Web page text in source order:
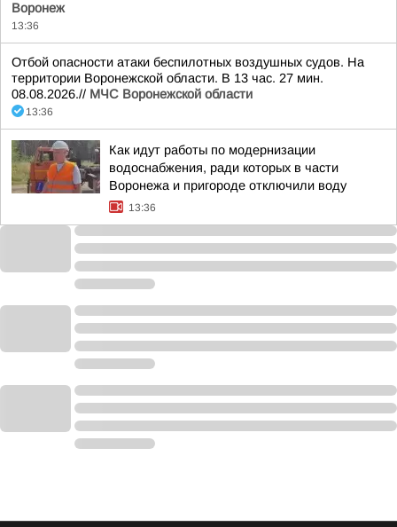
Воронеж
13:36
Отбой опасности атаки беспилотных воздушных судов. На
территории Воронежской области. В 13 час. 27 мин.
08.08.2026.// МЧС Воронежской области
13:36
Как идут работы по модернизации
водоснабжения, ради которых в части
Воронежа и пригороде отключили воду
13:36